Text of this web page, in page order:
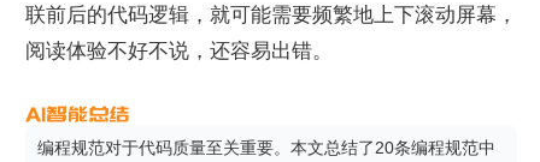
联前后的代码逻辑，就可能需要频繁地上下滚动屏幕，
阅读体验不好不说，还容易出错。
编程规范对于代码质量至关重要。本文总结了20条编程规范中